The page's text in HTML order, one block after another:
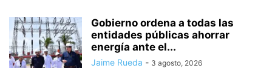
FINANZAS GLOBOECONOMIA
OBRAS EN MARCHA OTROS PERSONAJES TECNOLOGÍA
VARIEDADES
Gobierno ordena a todas las
entidades públicas ahorrar
energía ante el...
Jaime Rueda - 3 agosto, 2026